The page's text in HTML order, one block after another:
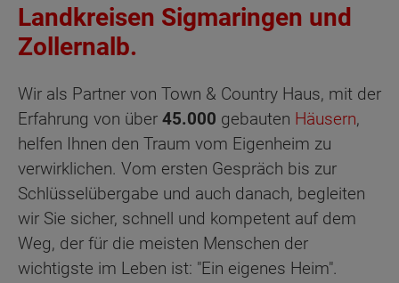
Landkreisen Sigmaringen und
Zollernalb.
Wir als Partner von Town & Country Haus, mit der
Erfahrung von über 45.000 gebauten Häusern,
helfen Ihnen den Traum vom Eigenheim zu
verwirklichen. Vom ersten Gespräch bis zur
Schlüsselübergabe und auch danach, begleiten
wir Sie sicher, schnell und kompetent auf dem
Weg, der für die meisten Menschen der
wichtigste im Leben ist: "Ein eigenes Heim".